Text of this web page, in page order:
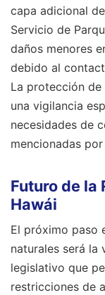
capa adicional
Servicio de
daños menores
debido al
La protección
una vigilancia
necesidades de
mencionadas
Futuro de la
Hawái
El próximo paso
naturales será la
legislativo que
restricciones de